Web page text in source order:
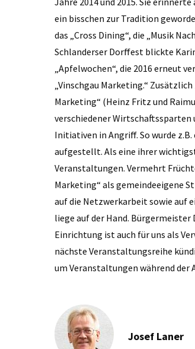
ein bisschen zur Tradition
das „Cross Dining“, die „Musik
Schlanderser Dorffest blickte
„Apfel­wochen“, die 2016 erneut
„Vinschgau Marketing.“
Marketing“ (Heinz Fritz und
verschiedener
Initiativen in Angriff. So wurde
aufgestellt. Als eine ihrer
Veranstaltungen. Vermehrt
Marketing“ als gemeindeeigene
auf die Netzwerkarbeit sowie auf
liege auf der Hand.
Einrichtung ist auch für uns als
nächste Veranstaltungsreihe
um Veranstaltungen während
Josef Laner